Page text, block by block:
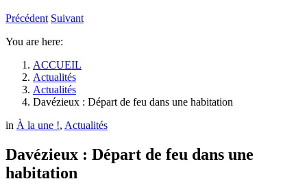
Précédent Suivant
You are here:
ACCUEIL
Actualités
Actualités
Davézieux : Départ de feu dans une habitation
in À la une !, Actualités
Davézieux : Départ de feu dans une
habitation